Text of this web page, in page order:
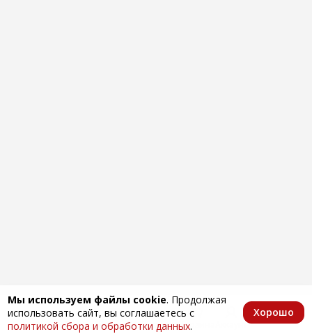
Мы используем файлы cookie. Продолжая
использовать сайт, вы соглашаетесь с
политикой сбора и обработки данных.
Хорошо
Главная КаталогИзбранноеКорзина Аккаунт